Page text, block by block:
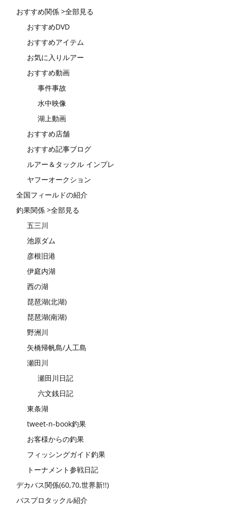
おすすめ関係 >全部見る
おすすめDVD
おすすめアイテム
お気に入りルアー
おすすめ動画
事件事故
水中映像
湖上動画
おすすめ店舗
おすすめ記事ブログ
ルアー＆タックル インプレ
ヤフーオークション
全国フィールドの紹介
釣果関係 >全部見る
五三川
池原ダム
彦根旧港
伊庭内湖
西の湖
琵琶湖(北湖)
琵琶湖(南湖)
野洲川
矢橋帰帆島/人工島
瀬田川
瀬田川日記
六文銭日記
東条湖
tweet-n-book釣果
お客様からの釣果
フィッシングガイド釣果
トーナメント参戦日記
デカバス関係(60,70,世界新!!)
バスプロタックル紹介